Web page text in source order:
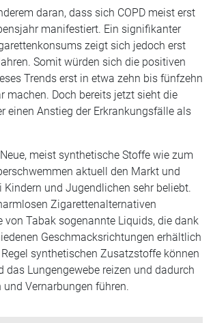
daran, dass sich COPD meist erst
manifestiert. Ein signifikanter
zeigt sich jedoch erst
Somit würden sich die positiven
Trends erst in etwa zehn bis fünfzehn
machen. Doch bereits jetzt sieht die
einen Anstieg der Erkrankungsfälle als
meist synthetische Stoffe wie zum
aktuell den Markt und
Kindern und Jugendlichen sehr beliebt.
Zigarettenalternativen
von Tabak sogenannte Liquids, die dank
Geschmacksrichtungen erhältlich
synthetischen Zusatzstoffe können
das Lungengewebe reizen und dadurch
Vernarbungen führen.